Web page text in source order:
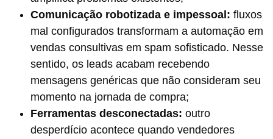
Comunicação robotizada e impessoal: fluxos
mal configurados transformam a automação em
vendas consultivas em spam sofisticado. Nesse
sentido, os leads acabam recebendo
mensagens genéricas que não consideram seu
momento na jornada de compra;
Ferramentas desconectadas: outro
desperdício acontece quando vendedores